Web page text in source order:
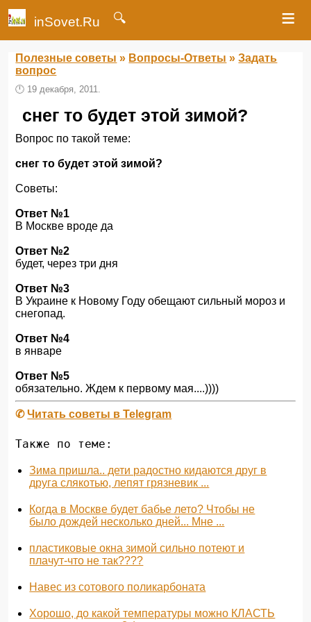
inSovet.Ru 🔍 ≡
Полезные советы » Вопросы-Ответы »Задать
вопрос
🕛 19 декабря, 2011.
снег то будет этой зимой?
Вопрос по такой теме:
снег то будет этой зимой?
Советы:
Ответ №1
В Москве вроде да
Ответ №2
будет, через три дня
Ответ №3
В Украине к Новому Году обещают сильный мороз и
снегопад.
Ответ №4
в январе
Ответ №5
обязательно. Ждем к первому мая....))))
✆Читать советы в Telegram
Также по теме:
Зима пришла.. дети радостно кидаются друг в
друга слякотью, лепят грязневик ...
Когда в Москве будет бабье лето? Чтобы не
было дождей несколько дней... Мне ...
пластиковые окна зимой сильно потеют и
плачут-что не так????
Навес из сотового поликарбоната
Хорошо, до какой температуры можно КЛАСТЬ